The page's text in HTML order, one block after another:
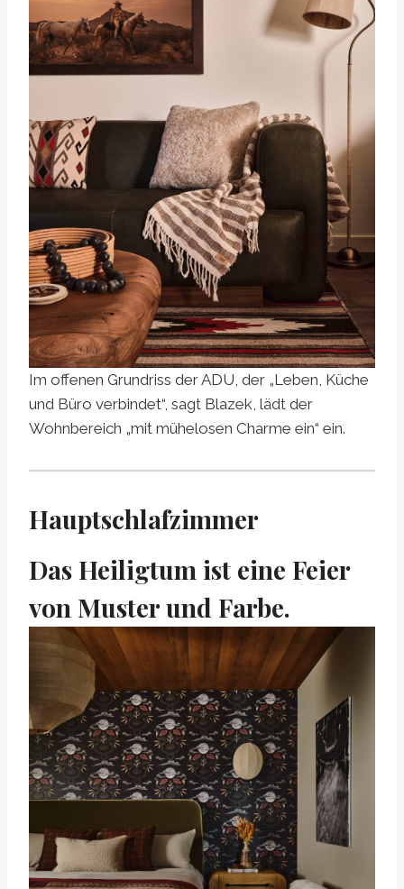
Im offenen Grundriss der ADU, der „Leben, Küche
und Büro verbindet“, sagt Blazek, lädt der
Wohnbereich „mit mühelosen Charme ein“ ein.
Hauptschlafzimmer
Das Heiligtum ist eine Feier
von Muster und Farbe.